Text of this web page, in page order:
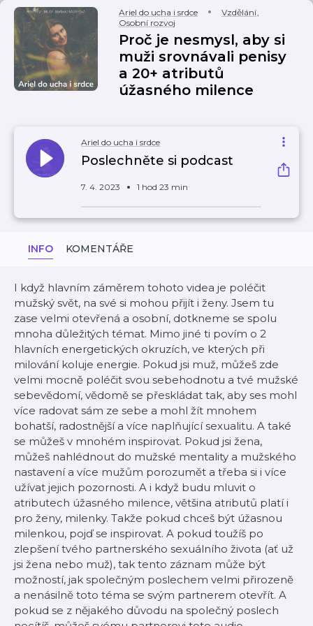
Ariel do ucha i srdce Vzdělání,
Osobní rozvoj
Proč je nesmysl, aby si
muži srovnávali penisy
a 20+ atributů
úžasného milence
Ariel do ucha i srdce
Poslechněte si podcast
7. 4. 2023 1 hod 23 min
INFO KOMENTÁŘE
I když hlavním záměrem tohoto videa je poléčit
mužský svět, na své si mohou přijít i ženy. Jsem tu
zase velmi otevřená a osobní, dotkneme se spolu
mnoha důležitých témat. Mimo jiné ti povím o 2
hlavních energetických okruzích, ve kterých při
milování koluje energie. Pokud jsi muž, můžeš zde
velmi mocně poléčit svou sebehodnotu a tvé mužské
sebevědomí, vědomě se přeskládat tak, aby ses mohl
více radovat sám ze sebe a mohl žít mnohem
bohatší, radostnější a více naplňující sexualitu. A také
se můžeš v mnohém inspirovat. Pokud jsi žena,
můžeš nahlédnout do mužské mentality a mužského
nastavení a více mužům porozumět a třeba si i více
užívat jejich pozornosti. A i když budu mluvit o
atributech úžasného milence, většina atributů platí i
pro ženy, milenky. Takže pokud chceš být úžasnou
milenkou, pojď se inspirovat. A pokud toužíš po
zlepšení tvého partnerského sexuálního života (ať už
jsi žena nebo muž), tak tento záznam může být
možností, jak společným poslechem velmi přirozeně
a nenásilně toto téma se svým partnerem otevřít. A
pokud se z nějakého důvodu na společný poslech